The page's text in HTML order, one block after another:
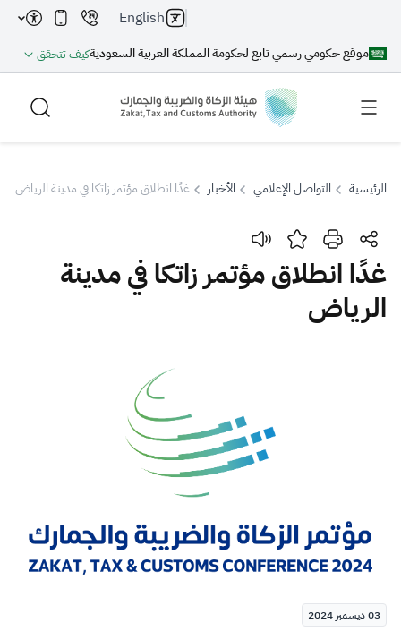
موقع حكومي رسمي تابع لحكومة المملكة العربية السعوديةكيف تتحقق
English
بحث
بحث
ضريبة القيمة المضافة
التصرفات العقارية
الرئيسية التواصل الإعلامي الأخبار غدًا انطلاق مؤتمر زاتكا في مدينة الرياض
غدًا انطلاق مؤتمر زاتكا في مدينة
الرياض
03 ديسمبر 2024